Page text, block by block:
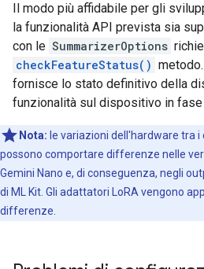
Il modo più affidabile per gli
la funzionalità API prevista sia
con le SummarizerOptions
checkFeatureStatus()
fornisce lo stato definitivo della
funzionalità sul dispositivo in fase
Nota: le variazioni dell'hardware tra i
possono comportare differenze nelle
Gemini Nano e, di conseguenza, negli
di ML Kit. Gli adattatori LoRA vengono
differenze.